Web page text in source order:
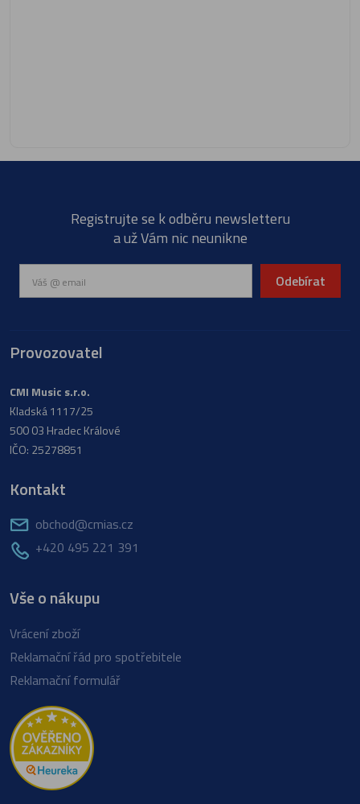
Registrujte se k odběru newsletteru
a už Vám nic neunikne
Odebírat
Provozovatel
CMI Music s.r.o.
Kladská 1117/25
500 03 Hradec Králové
IČO: 25278851
Kontakt
obchod@cmias.cz
+420 495 221 391
Vše o nákupu
Vrácení zboží
Reklamační řád pro spotřebitele
Reklamační formulář